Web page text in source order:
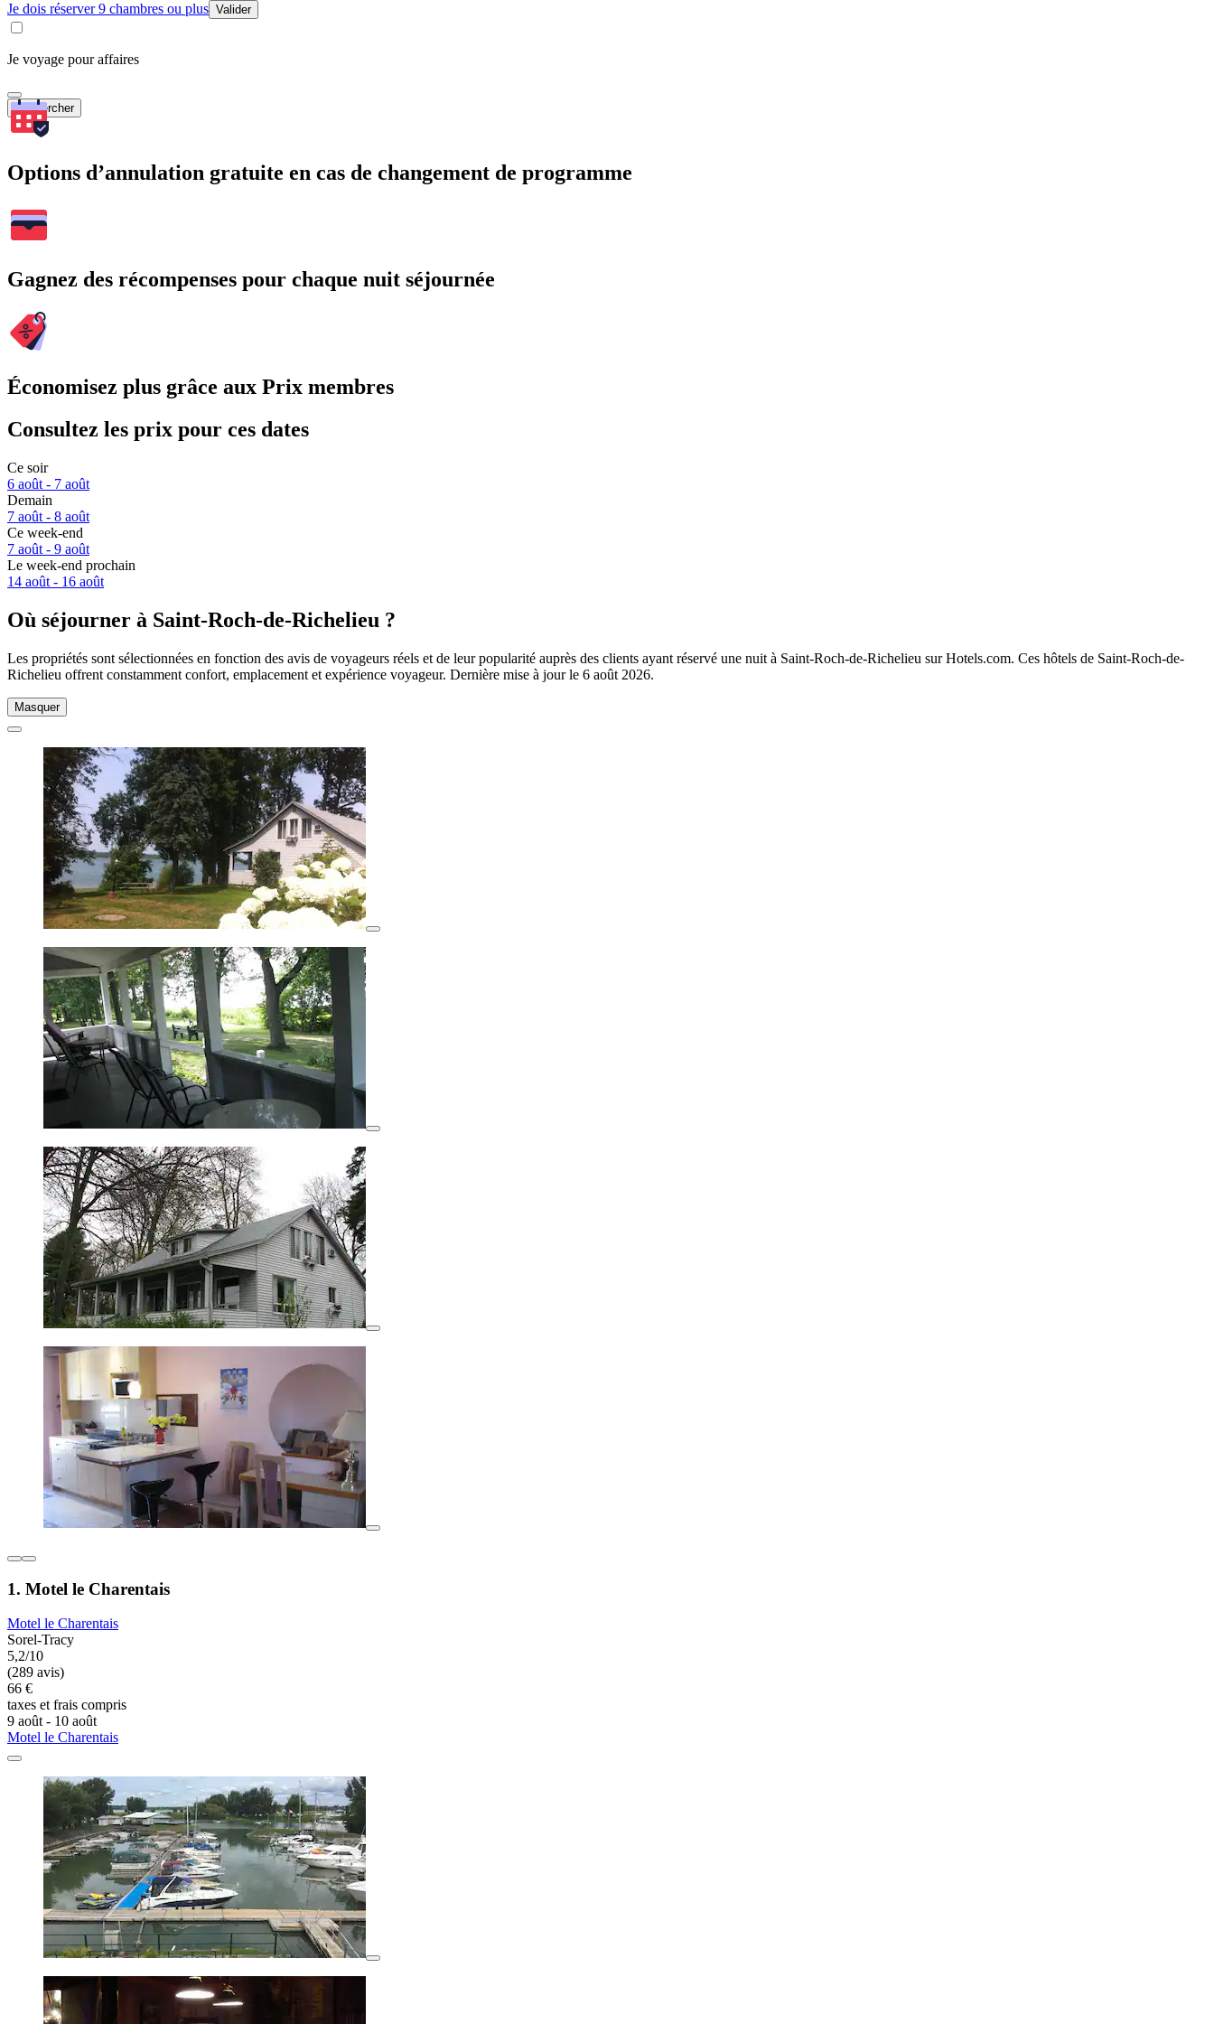
Je dois réserver 9 chambres ou plus Valider
Je voyage pour affaires
Rechercher
Options d’annulation gratuite en cas de changement de programme
Gagnez des récompenses pour chaque nuit séjournée
Économisez plus grâce aux Prix membres
Consultez les prix pour ces dates
Ce soir
6 août - 7 août
Demain
7 août - 8 août
Ce week-end
7 août - 9 août
Le week-end prochain
14 août - 16 août
Où séjourner à Saint-Roch-de-Richelieu ?
Les propriétés sont sélectionnées en fonction des avis de voyageurs réels et de leur popularité auprès des clients ayant réservé une nuit à Saint-Roch-de-Richelieu sur Hotels.com. Ces hôtels de Saint-Roch-de-
Richelieu offrent constamment confort, emplacement et expérience voyageur. Dernière mise à jour le 6 août 2026.
Masquer
1. Motel le Charentais
Motel le Charentais
Sorel-Tracy
5,2/10
(289 avis)
66 €
taxes et frais compris
9 août - 10 août
Motel le Charentais